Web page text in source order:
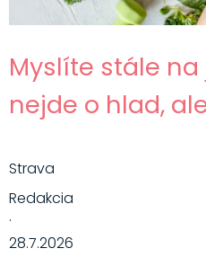
Myslíte stále na
nejde o hlad,
Strava
Redakcia
·
28.7.2026